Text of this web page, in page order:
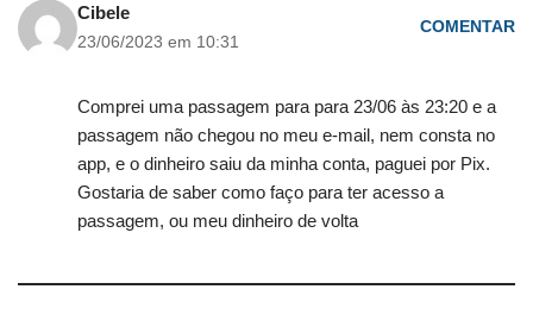
Cibele
23/06/2023 em 10:31
COMENTAR
Comprei uma passagem para para 23/06 às 23:20 e a
passagem não chegou no meu e-mail, nem consta no
app, e o dinheiro saiu da minha conta, paguei por Pix.
Gostaria de saber como faço para ter acesso a
passagem, ou meu dinheiro de volta